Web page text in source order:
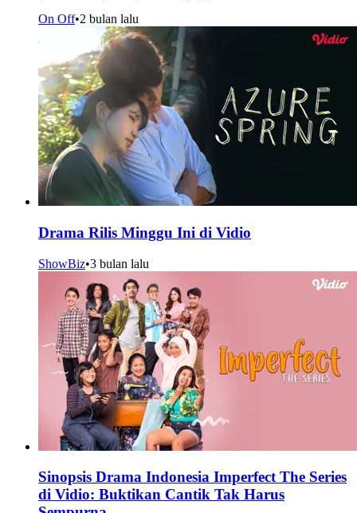
On Off•2 bulan lalu
Drama Rilis Minggu Ini di Vidio
ShowBiz•3 bulan lalu
Sinopsis Drama Indonesia Imperfect The Series
di Vidio: Buktikan Cantik Tak Harus